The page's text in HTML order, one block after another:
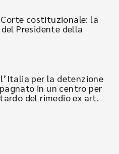
costituzionale: la
Presidente della
per la detenzione
in un centro per
del rimedio ex art.